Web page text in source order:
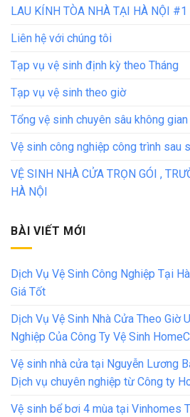
LAU KÍNH TÒA NHÀ TẠI HÀ NỘI
Liên hệ với chúng tôi
Tạp vụ vệ sinh định kỳ theo Tháng
Tạp vụ vệ sinh theo giờ
Tổng vệ sinh chuyên sâu không
Vệ sinh công nghiệp công trình sau
VỆ SINH NHÀ CỬA TRỌN GÓI ,
HÀ NỘI
BÀI VIẾT MỚI
Dịch Vụ Vệ Sinh Công Nghiệp Tại
Giá Tốt
Dịch Vụ Vệ Sinh Nhà Cửa Theo Giờ
Nghiệp Của Công Ty Vệ Sinh
Vệ sinh nhà cửa tại Nguyễn Lương
Dịch vụ chuyên nghiệp từ Công ty
Vệ sinh bể bơi 4 mùa tại Vinhomes